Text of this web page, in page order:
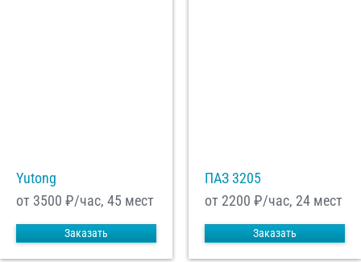
Yutong
от 3500 ₽/час, 45 мест
Заказать
ПАЗ 3205
от 2200 ₽/час, 24 мест
Заказать